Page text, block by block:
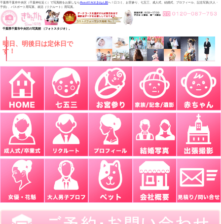
千葉県千葉市中央区（千葉神社近く）で写真館をお探しならPhotoSTAGEきねん館へ！口コミ、お宮参り、七五三、成人式、結婚式、プロフィール、記念写真(大人・
子供) 、パスポート用写真、就活（リクルート）用写真。
千葉県千葉市中央区の写真館 （フォトスタジオ）。
明日、明後日は定休日で
す！